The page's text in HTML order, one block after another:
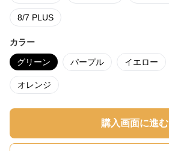
8/7 PLUS
カラー
グリーン パープル イエロー
オレンジ
購入画面に進む